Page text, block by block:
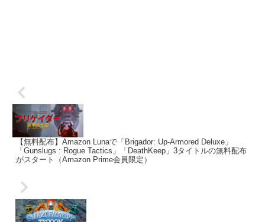
【無料配布】Amazon Lunaで「Brigador: Up-Armored Deluxe」
「Gunslugs : Rogue Tactics」「DeathKeep」3タイトルの無料配布
がスタート（Amazon Prime会員限定）